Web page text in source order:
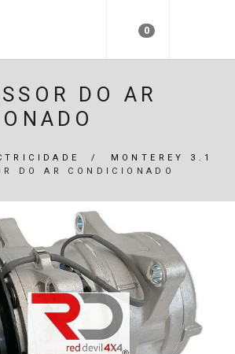
0
DO AR
/
MONTEREY 3.1
DO AR CONDICIONADO